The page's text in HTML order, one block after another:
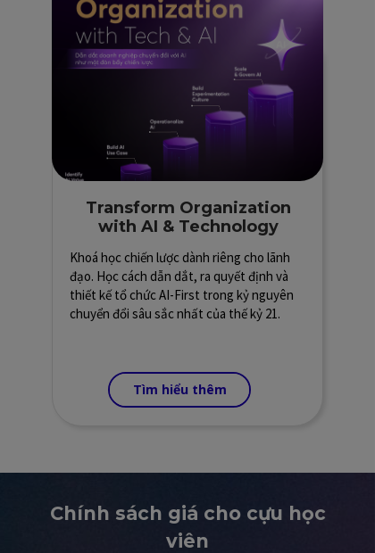
Khoá học chiến lược dành riêng cho lãnh
đạo. Học cách dẫn dắt, ra quyết định và
thiết kế tổ chức AI-First trong kỷ nguyên
chuyển đổi sâu sắc nhất của thế kỷ 21.
Transform Organization
with AI & Technology
Tìm hiểu thêm
Chính sách giá cho cựu học
viên